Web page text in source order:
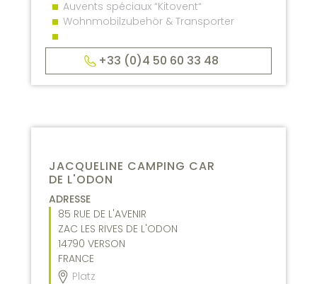
Auvents spéciaux “Kitovent“
Wohnmobilzubehör & Transporter
+33 (0)4 50 60 33 48
JACQUELINE CAMPING CAR
DE L'ODON
ADRESSE
85 RUE DE L'AVENIR
ZAC LES RIVES DE L'ODON
14790 VERSON
FRANCE
Platz